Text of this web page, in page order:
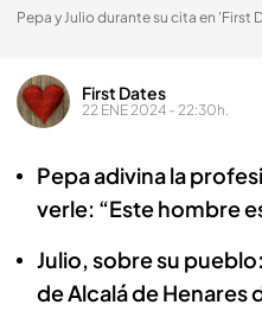
Pepa y Julio durante su cita en 'First
First Dates
22 ENE 2024 - 22:30h.
Pepa adivina la
verle: “Este hombre
Julio, sobre su
de Alcalá de Henares